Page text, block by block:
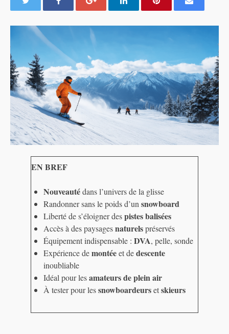
EN BREF
Nouveautédans l’univers de la glisse
Randonner sans le poids d’un snowboard
Liberté de s’éloigner despistes balisées
Accès à des paysagesnaturelspréservés
Équipement indispensable : DVA, pelle, sonde
Expérience demontéeet dedescente
inoubliable
Idéal pour lesamateurs de plein air
À tester pour lessnowboardeursetskieurs